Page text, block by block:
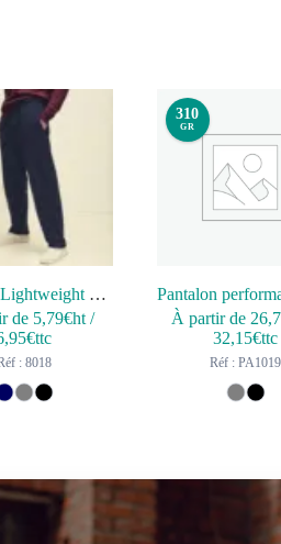
Pantalon Lightweight Open Hem
de 5,79€ht/
€ttc
: 8018
310
GR
À partir de
32,15€ttc
Réf : PA1019